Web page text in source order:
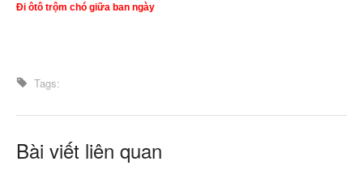
Đi ôtô trộm chó giữa ban ngày
Tags:
Bài viết liên quan